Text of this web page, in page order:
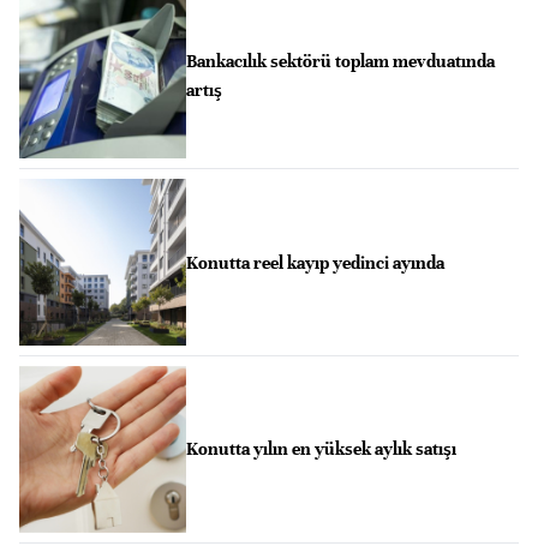
Bankacılık sektörü toplam mevduatında
artış
Konutta reel kayıp yedinci ayında
Konutta yılın en yüksek aylık satışı